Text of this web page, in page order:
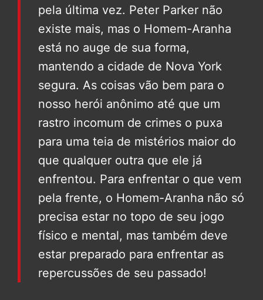
pela última vez. Peter Parker não
existe mais, mas o Homem-Aranha
está no auge de sua forma,
mantendo a cidade de Nova York
segura. As coisas vão bem para o
nosso herói anônimo até que um
rastro incomum de crimes o puxa
para uma teia de mistérios maior do
que qualquer outra que ele já
enfrentou. Para enfrentar o que vem
pela frente, o Homem-Aranha não só
precisa estar no topo de seu jogo
físico e mental, mas também deve
estar preparado para enfrentar as
repercussões de seu passado!